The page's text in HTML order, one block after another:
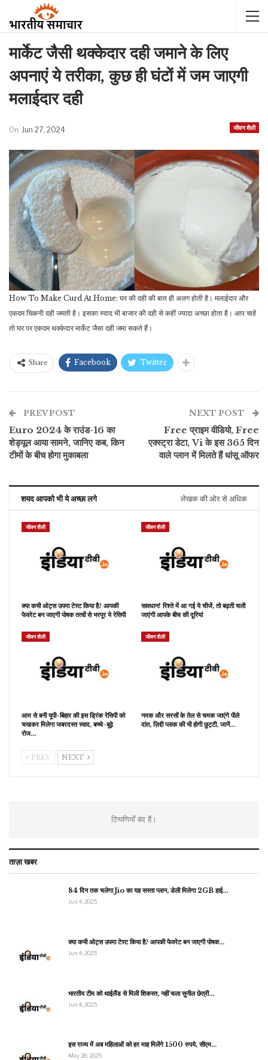
मार्केट जैसी थक्केदार दही जमाने के लिए
अपनाएं ये तरीका, कुछ ही घंटों में जम जाएगी
मलाईदार दही
जीवन शैली
On Jun 27, 2024
How To Make Curd At Home: घर की दही की बात ही अलग होती है। मलाईदार और
एकदम चिकनी दही जमती है। इसका स्वाद भी बाजार की दही से कहीं ज्यादा अच्छा होता है। आप चाहें
तो घर पर एकदम थक्केदार मार्केट जैसा दही जमा सकते हैं।
Share Facebook Twitter
PREV POST
Euro 2024 के राउंड-16 का
शेड्यूल आया सामने, जानिए कब, किन
टीमों के बीच होगा मुकाबला
NEXT POST
Free प्राइम वीडियो, Free
एक्स्ट्रा डेटा, Vi के इस 365 दिन
वाले प्लान में मिलते हैं धांसू ऑफर
शयद आपको भी ये अच्छा लगे लेखक की ओर से अधिक
जीवन शैली
क्या कभी ओट्स उपमा टेस्ट किया है? आपकी
फेवरेट बन जाएगी पोषक तत्वों से भरपूर ये रेसिपी
जीवन शैली
सावधान! रिश्ते में आ गई ये चीजें, तो बढ़ती चली
जाएंगी आपके बीच की दूरियां
जीवन शैली
आम से बनी यूपी-बिहार की इस ड्रिंक रेसिपी को
चखकर मिलेगा जबरदस्त स्वाद, बच्चे-बूढ़े
रोज…
जीवन शैली
नमक और सरसों के तेल से चमक जाएंगे पीले
दांत, ज़िद्दी प्लाक की भी होगी छुट्टी, जानें…
PREV NEXT
टिप्पणियाँ बंद हैं।
ताज़ा खबर
84 दिन तक चलेगा Jio का यह सस्ता प्लान, डेली मिलेगा 2GB हाई…
Jun 4, 2025
क्या कभी ओट्स उपमा टेस्ट किया है? आपकी फेवरेट बन जाएगी पोषक…
Jun 4, 2025
भारतीय टीम को थाईलैंड से मिली शिकस्त, नहीं चला सुनील छेत्री…
Jun 4, 2025
इस राज्य में अब महिलाओं को हर माह मिलेंगे 1500 रुपये, सीएम…
May 28, 2025